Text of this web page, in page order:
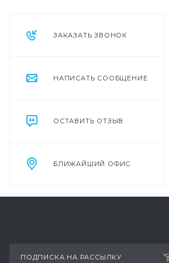
ЗАКАЗАТЬ ЗВОНОК
НАПИСАТЬ СООБЩЕНИЕ
ОСТАВИТЬ ОТЗЫВ
БЛИЖАЙШИЙ ОФИС
ПОДПИСКА НА РАССЫЛКУ